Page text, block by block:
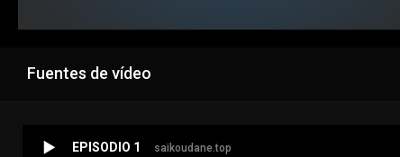
Fuentes de vídeo
EPISODIO 1 saikoudane.top